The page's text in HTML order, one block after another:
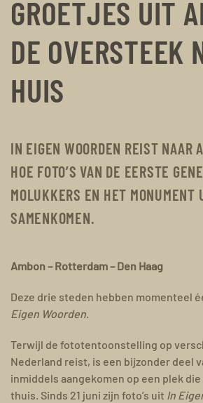
GROETJES UIT
DE OVERSTEEK
HUIS
IN EIGEN WOORDEN REIST NAAR
HOE FOTO’S VAN DE EERSTE
MOLUKKERS EN HET MONUMENT
SAMENKOMEN.
Ambon – Rotterdam – Den Haag
Deze drie steden hebben momenteel
Eigen Woorden.
Terwijl de fototentoonstelling op
Nederland reist, is een bijzonder deel
inmiddels aangekomen op een plek
thuis. Sinds 21 juni zijn foto’s uit In